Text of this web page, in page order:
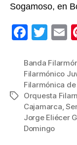
Sogamoso, en
F
c
e
b
o
o
T
tt
er
E
Etiquetas
Banda
Filarmónico
Filarmónica
Orquesta
Cajamarca,
Jorge Eliécer
Domingo